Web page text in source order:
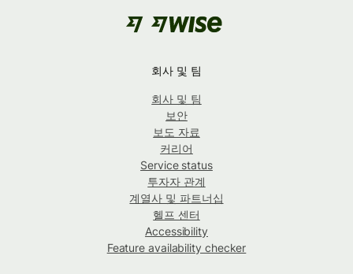
회사 및 팀
회사 및 팀
보안
보도 자료
커리어
Service status
투자자 관계
계열사 및 파트너십
헬프 센터
Accessibility
Feature availability checker